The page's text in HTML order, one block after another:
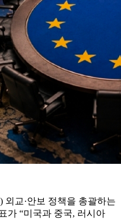
교·안보 정책을 총괄하는
가 “미국과 중국, 러시아